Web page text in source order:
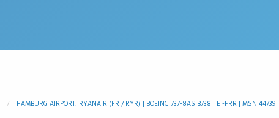
HAMBURG AIRPORT: RYANAIR (FR / RYR) | BOEING 737-8AS B738 | EI-FRR | MSN 44739